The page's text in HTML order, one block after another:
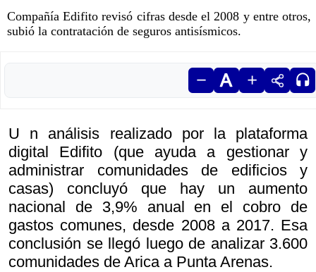
Compañía Edifito revisó cifras desde el 2008 y entre otros,
subió la contratación de seguros antisísmicos.
U n análisis realizado por la plataforma
digital Edifito (que ayuda a gestionar y
administrar comunidades de edificios y
casas) concluyó que hay un aumento
nacional de 3,9% anual en el cobro de
gastos comunes, desde 2008 a 2017. Esa
conclusión se llegó luego de analizar 3.600
comunidades de Arica a Punta Arenas.